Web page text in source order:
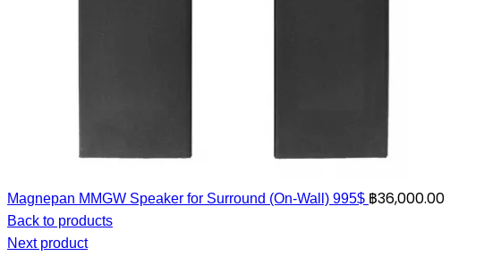
Magnepan MMGW Speaker for Surround (On-Wall) 995$ ฿36,000.00
Back to products
Next product